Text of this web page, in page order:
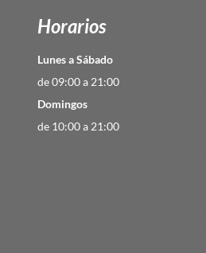
Horarios
Lunes a Sábado
de 09:00 a 21:00
Domingos
de 10:00 a 21:00